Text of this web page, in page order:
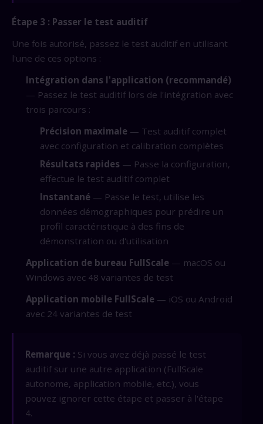
Étape 3 : Passer le test auditif
Une fois autorisé, passez le test auditif en utilisant
l'une de ces options :
Intégration dans l'application (recommandé)
— Passez le test auditif lors de l'intégration avec
trois parcours :
Précision maximale — Test auditif complet
avec configuration et calibration complètes
Résultats rapides — Passe la configuration,
effectue le test auditif complet
Instantané — Passe le test, utilise les
données démographiques pour prédire un
profil caractéristique à des fins de
démonstration ou d'utilisation
Application de bureau FullScale — macOS ou
Windows avec 48 variantes de test
Application mobile FullScale — iOS ou Android
avec 24 variantes de test
Remarque : Si vous avez déjà passé le test
auditif sur une autre application (FullScale
autonome, application mobile, etc.), vous
pouvez ignorer cette étape et passer à l'étape
4.